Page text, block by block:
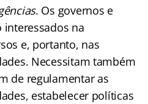
. Os governos e
interessados na
e, portanto, nas
Necessitam também
de regulamentar as
estabelecer políticas